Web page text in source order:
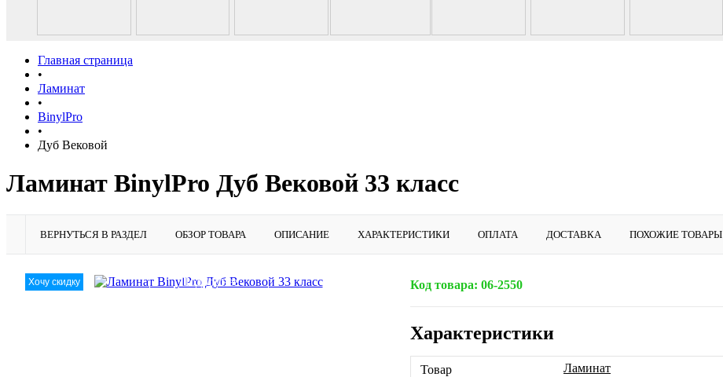
Главная страница
•
Ламинат
•
BinylPro
•
Дуб Вековой
Ламинат BinylPro Дуб Вековой 33 класс
ВЕРНУТЬСЯ В РАЗДЕЛ ОБЗОР ТОВАРА ОПИСАНИЕ ХАРАКТЕРИСТИКИ ОПЛАТА ДОСТАВКА ПОХОЖИЕ ТОВАРЫ
Хочу скидку Подробнее Код товара: 06-2550
Характеристики
Товар
Ламинат